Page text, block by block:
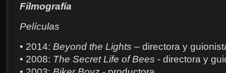
Filmografía
Películas
• 2014: Beyond the Lights – directora y
• 2008: The Secret Life of Bees - directora y